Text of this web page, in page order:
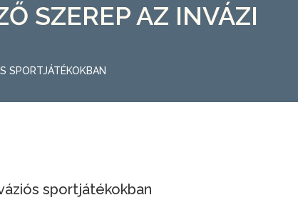
SZEREP AZ INVÁZI
SPORTJÁTÉKOKBAN
sportjátékokban